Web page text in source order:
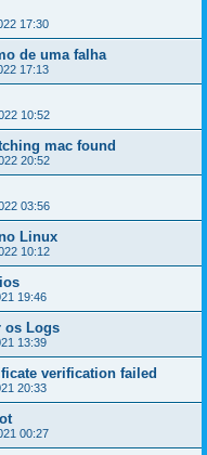
17:30
de uma falha
17:13
10:52
mac found
20:52
03:56
Linux
10:12
19:46
os Logs
13:39
verification failed
20:33
00:27